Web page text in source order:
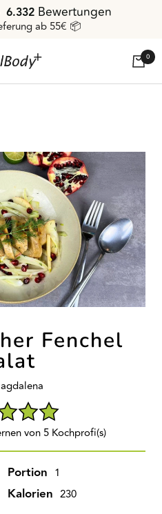
6.332 Bewertungen
ab 55€ 📦
0
Fenchel
von 5 Kochprofi(s)
Portion 1
Kalorien 230